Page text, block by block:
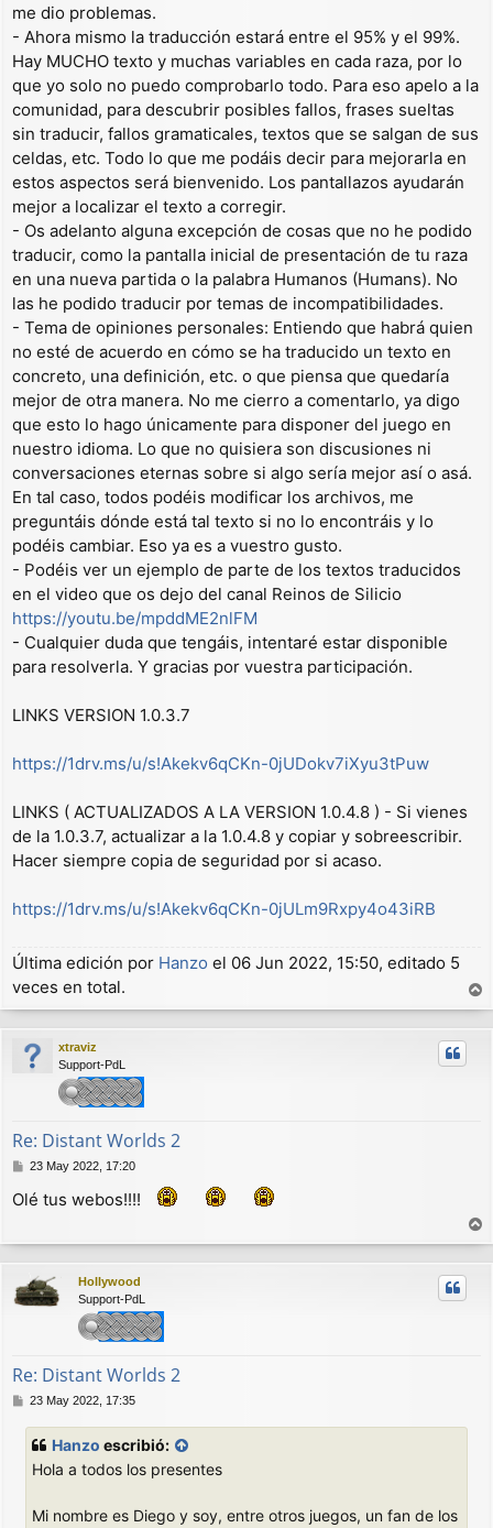
me dio problemas.
- Ahora mismo la traducción estará entre el 95% y el 99%.
Hay MUCHO texto y muchas variables en cada raza, por lo
que yo solo no puedo comprobarlo todo. Para eso apelo a la
comunidad, para descubrir posibles fallos, frases sueltas
sin traducir, fallos gramaticales, textos que se salgan de sus
celdas, etc. Todo lo que me podáis decir para mejorarla en
estos aspectos será bienvenido. Los pantallazos ayudarán
mejor a localizar el texto a corregir.
- Os adelanto alguna excepción de cosas que no he podido
traducir, como la pantalla inicial de presentación de tu raza
en una nueva partida o la palabra Humanos (Humans). No
las he podido traducir por temas de incompatibilidades.
- Tema de opiniones personales: Entiendo que habrá quien
no esté de acuerdo en cómo se ha traducido un texto en
concreto, una definición, etc. o que piensa que quedaría
mejor de otra manera. No me cierro a comentarlo, ya digo
que esto lo hago únicamente para disponer del juego en
nuestro idioma. Lo que no quisiera son discusiones ni
conversaciones eternas sobre si algo sería mejor así o asá.
En tal caso, todos podéis modificar los archivos, me
preguntáis dónde está tal texto si no lo encontráis y lo
podéis cambiar. Eso ya es a vuestro gusto.
- Podéis ver un ejemplo de parte de los textos traducidos
en el video que os dejo del canal Reinos de Silicio
https://youtu.be/mpddME2nlFM
- Cualquier duda que tengáis, intentaré estar disponible
para resolverla. Y gracias por vuestra participación.
LINKS VERSION 1.0.3.7
https://1drv.ms/u/s!Akekv6qCKn-0jUDokv7iXyu3tPuw
LINKS ( ACTUALIZADOS A LA VERSION 1.0.4.8 ) - Si vienes
de la 1.0.3.7, actualizar a la 1.0.4.8 y copiar y sobreescribir.
Hacer siempre copia de seguridad por si acaso.
https://1drv.ms/u/s!Akekv6qCKn-0jULm9Rxpy4o43iRB
Última edición por Hanzo el 06 Jun 2022, 15:50, editado 5
veces en total.
r
r
xtraviz
Support-PdL
Re: Distant Worlds 2
M
n
23 May 2022, 17:20
Olé tus webos!!!!
r
r
Hollywood
Support-PdL
Re: Distant Worlds 2
M
23 May 2022, 17:35
Hanzo escribió:
Hola a todos los presentes
Mi nombre es Diego y soy, entre otros juegos, un fan de los